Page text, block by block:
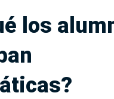
los